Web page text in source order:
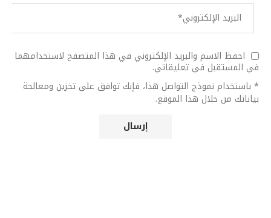
احفظ الاسم والبريد الإلكتروني في هذا المتصفح لاستخدامهما
في المستقبل في تعليقاتي.
* باستخدام نموذج التواصل هذا، فإنك توافق على تخزين ومعالجة
بياناتك من خلال هذا الموقع.